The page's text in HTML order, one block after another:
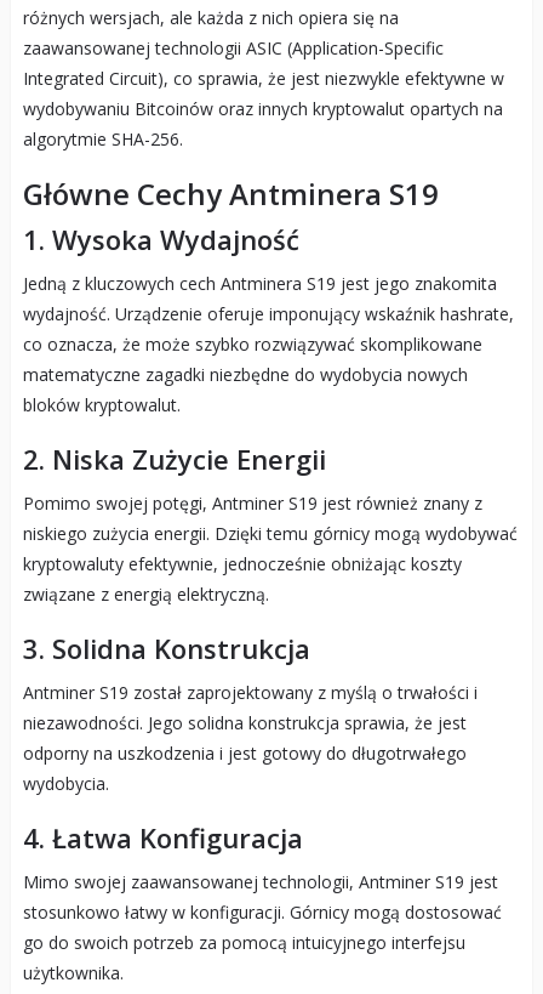
różnych wersjach, ale każda z nich opiera się na
zaawansowanej technologii ASIC (Application-Specific
Integrated Circuit), co sprawia, że jest niezwykle efektywne w
wydobywaniu Bitcoinów oraz innych kryptowalut opartych na
algorytmie SHA-256.
Główne Cechy Antminera S19
1. Wysoka Wydajność
Jedną z kluczowych cech Antminera S19 jest jego znakomita
wydajność. Urządzenie oferuje imponujący wskaźnik hashrate,
co oznacza, że może szybko rozwiązywać skomplikowane
matematyczne zagadki niezbędne do wydobycia nowych
bloków kryptowalut.
2. Niska Zużycie Energii
Pomimo swojej potęgi, Antminer S19 jest również znany z
niskiego zużycia energii. Dzięki temu górnicy mogą wydobywać
kryptowaluty efektywnie, jednocześnie obniżając koszty
związane z energią elektryczną.
3. Solidna Konstrukcja
Antminer S19 został zaprojektowany z myślą o trwałości i
niezawodności. Jego solidna konstrukcja sprawia, że jest
odporny na uszkodzenia i jest gotowy do długotrwałego
wydobycia.
4. Łatwa Konfiguracja
Mimo swojej zaawansowanej technologii, Antminer S19 jest
stosunkowo łatwy w konfiguracji. Górnicy mogą dostosować
go do swoich potrzeb za pomocą intuicyjnego interfejsu
użytkownika.